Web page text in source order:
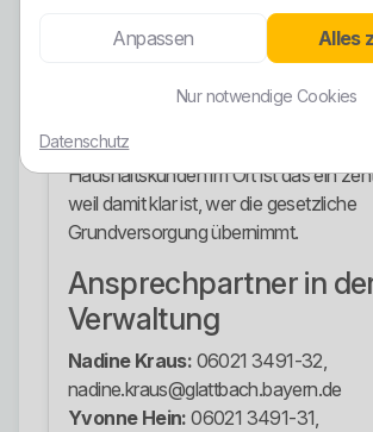
Grundversorgung
Im Netzgebiet der Gemeinde
Gemeinde Glattbach – Elektrizitätswerk
Grundversorger ausgewiesen. Für
Haushaltskunden im Ort ist das ein
weil damit klar ist, wer die gesetzliche
Grundversorgung übernimmt.
Ansprechpartner in
Verwaltung
Nadine Kraus: 06021 3491-32,
nadine.kraus@glattbach.bayern.de
Yvonne Hein: 06021 3491-31,
Anpassen Alles
Nur notwendige Cookies
Datenschutz